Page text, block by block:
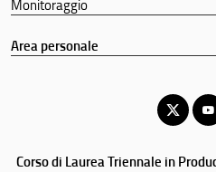
Monitoraggio
Area personale
Corso di Laurea Triennale in